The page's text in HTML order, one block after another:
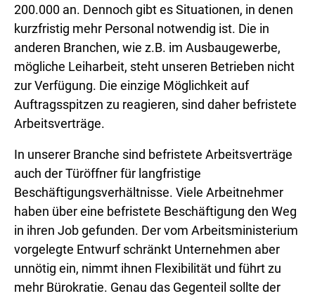
200.000 an. Dennoch gibt es Situationen, in denen
kurzfristig mehr Personal notwendig ist. Die in
anderen Branchen, wie z.B. im Ausbaugewerbe,
mögliche Leiharbeit, steht unseren Betrieben nicht
zur Verfügung. Die einzige Möglichkeit auf
Auftragsspitzen zu reagieren, sind daher befristete
Arbeitsverträge.
In unserer Branche sind befristete Arbeitsverträge
auch der Türöffner für langfristige
Beschäftigungsverhältnisse. Viele Arbeitnehmer
haben über eine befristete Beschäftigung den Weg
in ihren Job gefunden. Der vom Arbeitsministerium
vorgelegte Entwurf schränkt Unternehmen aber
unnötig ein, nimmt ihnen Flexibilität und führt zu
mehr Bürokratie. Genau das Gegenteil sollte der